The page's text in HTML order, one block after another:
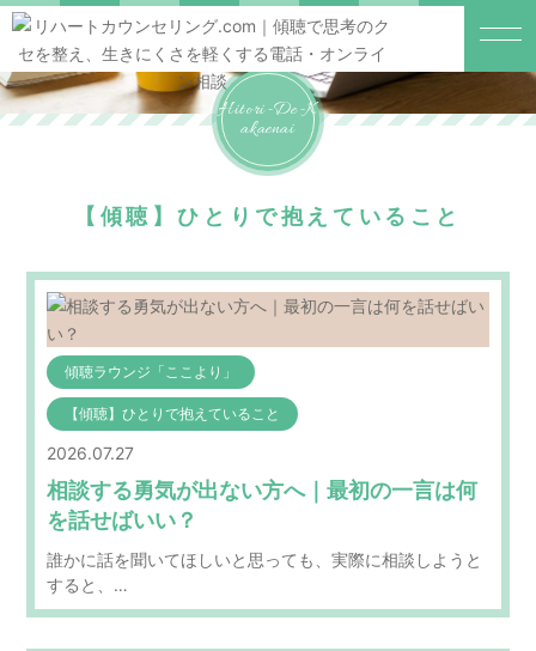
Hitori-De-K
Akaenai
【傾聴】ひとりで抱えていること
傾聴ラウンジ「ここより」
【傾聴】ひとりで抱えていること
2026.07.27
相談する勇気が出ない方へ｜最初の一言は何
を話せばいい？
誰かに話を聞いてほしいと思っても、実際に相談しようと
すると、…